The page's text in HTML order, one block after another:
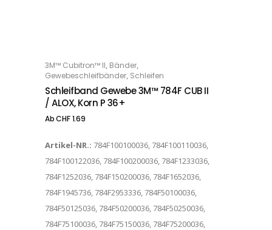
OPTIONS
3M™ Cubitron™ II, Bänder,
Gewebeschleifbänder, Schleifen
Schleifband Gewebe 3M™ 784F CUB II
/ ALOX, Korn P 36+
AbCHF1.69
Artikel-NR.: 784F100100036, 784F100110036,
784F100122036, 784F100200036, 784F1233036,
784F1252036, 784F150200036, 784F1652036,
784F1945736, 784F2953336, 784F50100036,
784F50125036, 784F50200036, 784F50250036,
784F75100036, 784F75150036, 784F75200036,